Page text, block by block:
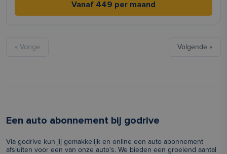
Vanaf 449 per maand
« Vorige Volgende »
Een auto abonnement bij godrive
Via godrive kun jij gemakkelijk en online een auto abonnement
afsluiten voor een van onze auto's. We bieden een groeiend aantal